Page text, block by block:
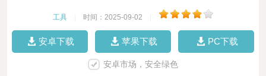
工具 时间：2025-09-02
安卓下载 苹果下载 PC下载
安卓市场，安全绿色